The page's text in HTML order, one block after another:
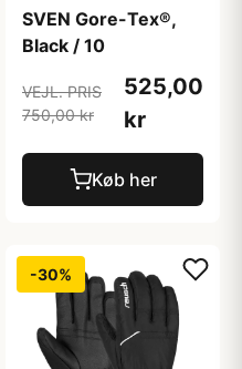
SVEN Gore-Tex®,
Black / 10
VEJL. PRIS
750,00 kr
525,00
kr
Køb her
-30%